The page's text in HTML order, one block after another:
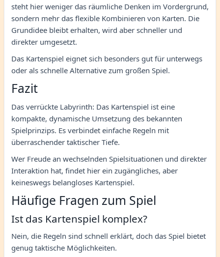
steht hier weniger das räumliche Denken im Vordergrund,
sondern mehr das flexible Kombinieren von Karten. Die
Grundidee bleibt erhalten, wird aber schneller und
direkter umgesetzt.
Das Kartenspiel eignet sich besonders gut für unterwegs
oder als schnelle Alternative zum großen Spiel.
Fazit
Das verrückte Labyrinth: Das Kartenspiel ist eine
kompakte, dynamische Umsetzung des bekannten
Spielprinzips. Es verbindet einfache Regeln mit
überraschender taktischer Tiefe.
Wer Freude an wechselnden Spielsituationen und direkter
Interaktion hat, findet hier ein zugängliches, aber
keineswegs belangloses Kartenspiel.
Häufige Fragen zum Spiel
Ist das Kartenspiel komplex?
Nein, die Regeln sind schnell erklärt, doch das Spiel bietet
genug taktische Möglichkeiten.